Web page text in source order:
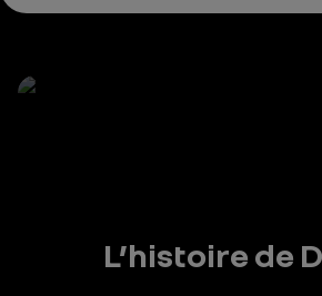
L’histoire de